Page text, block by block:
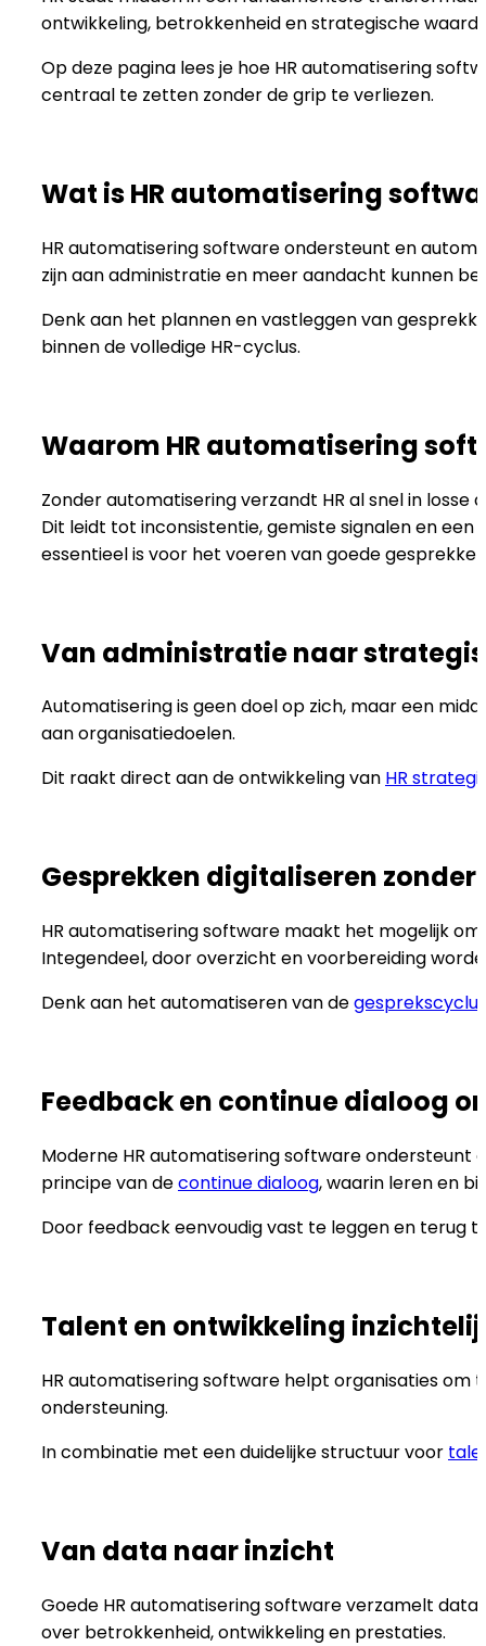
Alle features bekijken
Contact
ontwikkeling, betrokkenheid en strategische
Op deze pagina lees je hoe HR automatisering
centraal te zetten zonder de grip te verliezen.
Wat is HR automatisering
HR automatisering software ondersteunt en
zijn aan administratie en meer aandacht kunnen
Denk aan het plannen en vastleggen van
binnen de volledige HR-cyclus.
Waarom HR automatisering
Zonder automatisering verzandt HR al snel in
Dit leidt tot inconsistentie, gemiste signalen en
essentieel is voor het voeren van goede
Van administratie naar
Automatisering is geen doel op zich, maar een
aan organisatiedoelen.
Dit raakt direct aan de ontwikkeling van HR
Gesprekken digitaliseren
HR automatisering software maakt het mogelijk
Integendeel, door overzicht en voorbereiding
Denk aan het automatiseren van degesprekscyclus
Feedback en continue dialoog
Moderne HR automatisering software ondersteunt
principe van decontinue dialoog, waarin leren en
Door feedback eenvoudig vast te leggen en terug
Talent en ontwikkeling
HR automatisering software helpt organisaties
ondersteuning.
In combinatie met een duidelijke structuur voor
Van data naar inzicht
Goede HR automatisering software verzamelt
over betrokkenheid, ontwikkeling en prestaties.